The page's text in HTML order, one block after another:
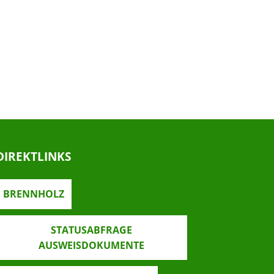
BRENNHOLZ
STATUSABFRAGE
AUSWEISDOKUMENTE